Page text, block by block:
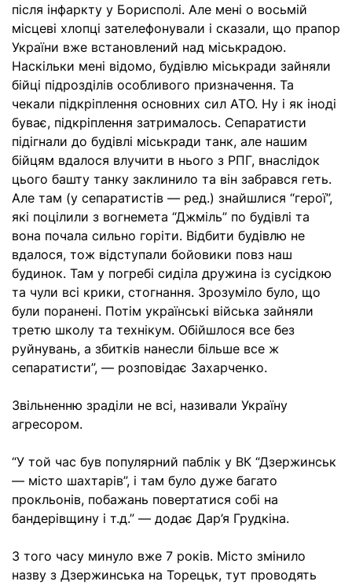
після інфаркту у Борисполі. Але мені о восьмій
місцеві хлопці зателефонували і сказали, що прапор
України вже встановлений над міськрадою.
Наскільки мені відомо, будівлю міськради зайняли
бійці підрозділів особливого призначення. Та
чекали підкріплення основних сил АТО. Ну і як іноді
буває, підкріплення затрималось. Сепаратисти
підігнали до будівлі міськради танк, але нашим
бійцям вдалося влучити в нього з РПГ, внаслідок
цього башту танку заклинило та він забрався геть.
Але там (у сепаратистів — ред.) знайшлися “герої”,
які поцілили з вогнемета “Джміль” по будівлі та
вона почала сильно горіти. Відбити будівлю не
вдалося, тож відступали бойовики повз наш
будинок. Там у погребі сиділа дружина із сусідкою
та чули всі крики, стогнання. Зрозуміло було, що
були поранені. Потім українські війська зайняли
третю школу та технікум. Обійшлося все без
руйнувань, а збитків нанесли більше все ж
сепаратисти”, — розповідає Захарченко.
Звільненню зраділи не всі, називали Україну
агресором.
“У той час був популярний паблік у ВК “Дзержинськ
— місто шахтарів”, і там було дуже багато
прокльонів, побажань повертатися собі на
бандерівщину і т.д.” — додає Дар’я Грудкіна.
З того часу минуло вже 7 років. Місто змінило
назву з Дзержинська на Торецьк, тут проводять